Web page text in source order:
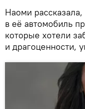
Наоми
в её автомобиль
которые хотели
и драгоценности,